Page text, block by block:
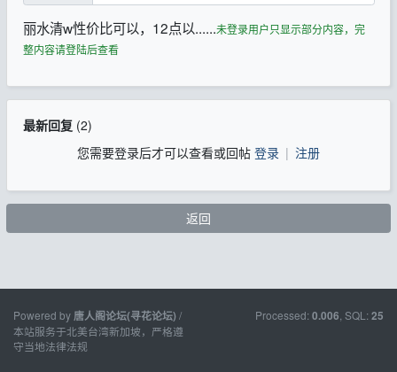
丽水清w性价比可以，12点以......未登录用户只显示部分内容，完
整内容请登陆后查看
最新回复(2)
您需要登录后才可以查看或回帖 登录 | 注册
返回
Powered by 唐人阁论坛(寻花论坛)/
本站服务于北美台湾新加坡，严格遵
守当地法律法规
Processed: 0.006 , SQL: 25